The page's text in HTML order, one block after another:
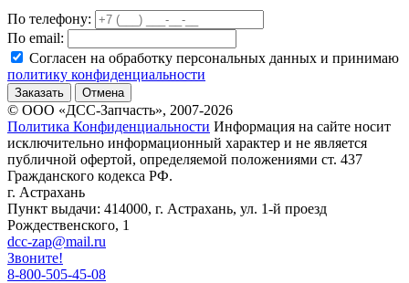
По телефону:
По email:
Согласен на обработку персональных данных и принимаю
политику конфиденциальности
Заказать Отмена
© ООО «ДСС-Запчасть», 2007-2026
Политика Конфиденциальности Информация на сайте носит
исключительно информационный характер и не является
публичной офертой, определяемой положениями ст. 437
Гражданского кодекса РФ.
г. Астрахань
Пункт выдачи: 414000, г. Астрахань, ул. 1-й проезд
Рождественского, 1
dcc-zap@mail.ru
Звоните!
8-800-505-45-08